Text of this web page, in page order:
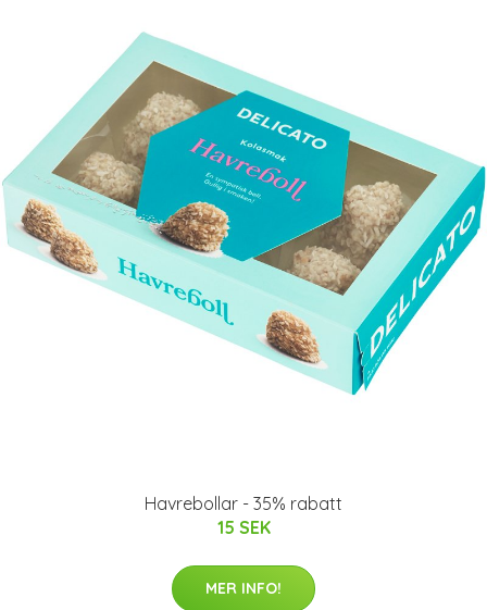
Havrebollar - 35% rabatt
15 SEK
MER INFO!